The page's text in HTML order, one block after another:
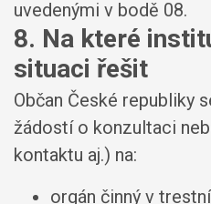
uvedenými v bodě 08.
8. Na které
situaci řešit
Občan České republiky
žádostí o konzultaci
kontaktu aj.) na:
orgán činný v